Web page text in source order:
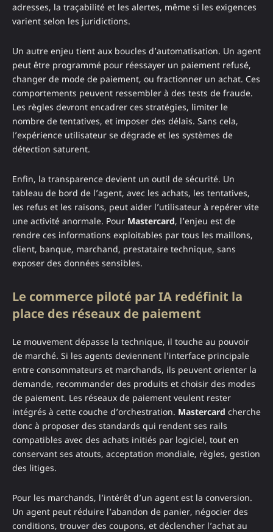
adresses, la traçabilité et les alertes, même si les exigences
varient selon les juridictions.
Un autre enjeu tient aux boucles d’automatisation. Un agent
peut être programmé pour réessayer un paiement refusé,
changer de mode de paiement, ou fractionner un achat. Ces
comportements peuvent ressembler à des tests de fraude.
Les règles devront encadrer ces stratégies, limiter le
nombre de tentatives, et imposer des délais. Sans cela,
l’expérience utilisateur se dégrade et les systèmes de
détection saturent.
Enfin, la transparence devient un outil de sécurité. Un
tableau de bord de l’agent, avec les achats, les tentatives,
les refus et les raisons, peut aider l’utilisateur à repérer vite
une activité anormale. Pour Mastercard, l’enjeu est de
rendre ces informations exploitables par tous les maillons,
client, banque, marchand, prestataire technique, sans
exposer des données sensibles.
Le commerce piloté par IA redéfinit la
place des réseaux de paiement
Le mouvement dépasse la technique, il touche au pouvoir
de marché. Si les agents deviennent l’interface principale
entre consommateurs et marchands, ils peuvent orienter la
demande, recommander des produits et choisir des modes
de paiement. Les réseaux de paiement veulent rester
intégrés à cette couche d’orchestration. Mastercard cherche
donc à proposer des standards qui rendent ses rails
compatibles avec des achats initiés par logiciel, tout en
conservant ses atouts, acceptation mondiale, règles, gestion
des litiges.
Pour les marchands, l’intérêt d’un agent est la conversion.
Un agent peut réduire l’abandon de panier, négocier des
conditions, trouver des coupons, et déclencher l’achat au